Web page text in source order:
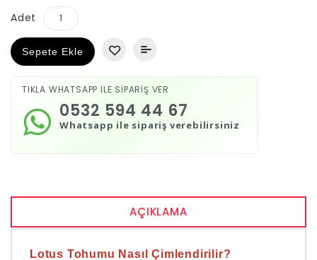
Adet
Sepete Ekle
TIKLA WHATSAPP İLE SİPARİŞ VER
Whatsapp ile sipariş verebilirsiniz
0532 594 44 67
AÇIKLAMA
Lotus Tohumu Nasıl Çimlendirilir?